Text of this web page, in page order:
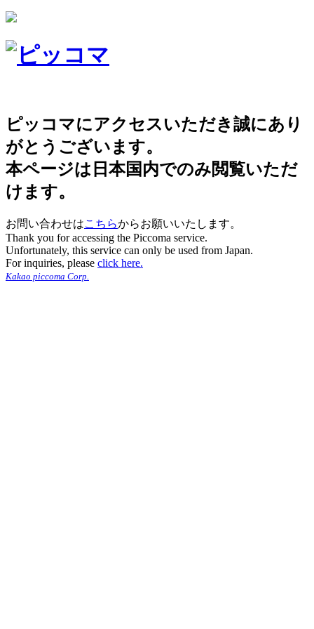
ピッコマにアクセスいただき誠にあり
がとうございます。
本ページは日本国内でのみ閲覧いただ
けます。
お問い合わせはこちらからお願いいたします。
Thank you for accessing the Piccoma service.
Unfortunately, this service can only be used from Japan.
For inquiries, please click here.
Kakao piccoma Corp.